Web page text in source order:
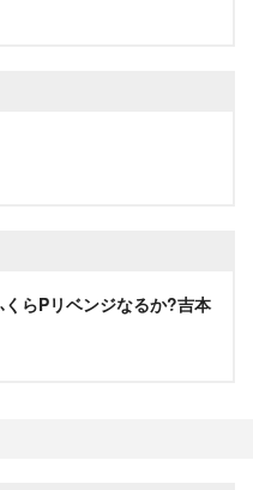
らPリベンジなるか?吉本